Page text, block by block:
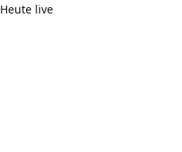
Heute live